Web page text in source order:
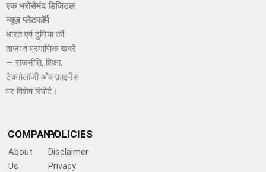
एक भरोसेमंद डिजिटल
न्यूज़ प्लेटफॉर्म
भारत एवं दुनिया की
ताज़ा व प्रमाणिक खबरें
— राजनीति, शिक्षा,
टेक्नोलॉजी और फ़ाइनेंस
पर विशेष रिपोर्ट।
COMPANY
About
Us
POLICIES
Disclaimer
Privacy